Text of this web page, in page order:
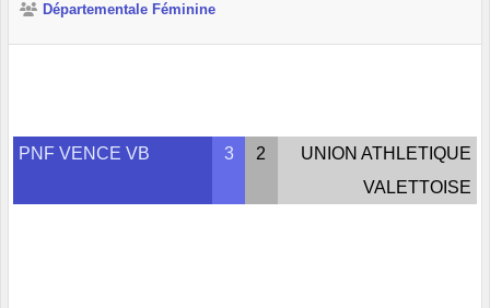
Départementale Féminine
PNF VENCE VB 3 2
UNION ATHLETIQUE
VALETTOISE